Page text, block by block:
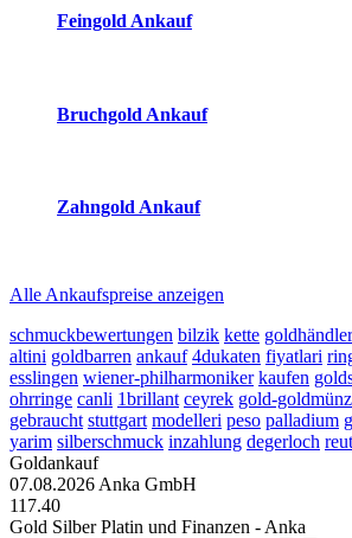
Feingold Ankauf
Bruchgold Ankauf
Zahngold Ankauf
Alle Ankaufspreise anzeigen
schmuckbewertungen bilzik kette goldhändler
altini goldbarren ankauf 4dukaten fiyatlari
esslingen wiener-philharmoniker kaufen
ohrringe canli 1brillant ceyrek gold-
gebraucht stuttgart modelleri peso palladium
yarim silberschmuck inzahlung degerloch
Goldankauf
07.08.2026 Anka GmbH
117.40
Gold Silber Platin und Finanzen - Anka